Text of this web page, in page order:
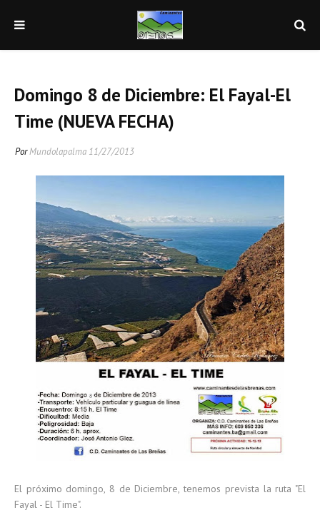
Domingo 8 de Diciembre: El Fayal-El
Time (NUEVA FECHA)
PorMundolapalma 11/27/2013
El próximo domingo, 8 de Diciembre, tenemos prevista la ruta "El
Fayal - El Time".